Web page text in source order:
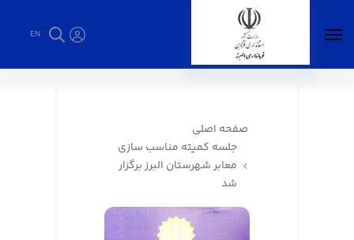
EN
صفحه اصلی
جلسه کمیته مناسب سازی
معابر شهرستان البرز برگزار
شد